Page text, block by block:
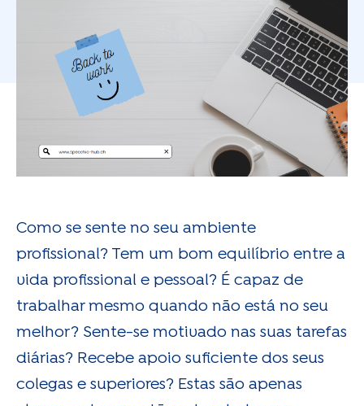
Como se sente no seu ambiente
profissional? Tem um bom equilíbrio entre a
vida profissional e pessoal? É capaz de
trabalhar mesmo quando não está no seu
melhor? Sente-se motivado nas suas tarefas
diárias? Recebe apoio suficiente dos seus
colegas e superiores? Estas são apenas